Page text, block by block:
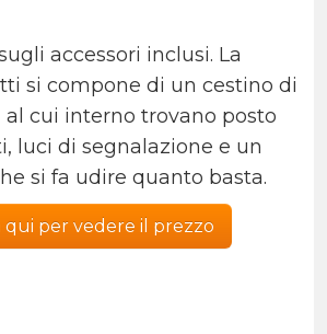
accessori inclusi. La
si compone di un cestino di
cui interno trovano posto
luci di segnalazione e un
si fa udire quanto basta.
qui per vedere il prezzo